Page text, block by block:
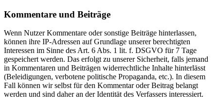
Kommentare und Beiträge
Wenn Nutzer Kommentare oder sonstige Beiträge hinterlassen,
können ihre IP-Adressen auf Grundlage unserer berechtigten
Interessen im Sinne des Art. 6 Abs. 1 lit. f. DSGVO für 7 Tage
gespeichert werden. Das erfolgt zu unserer Sicherheit, falls jemand
in Kommentaren und Beiträgen widerrechtliche Inhalte hinterlässt
(Beleidigungen, verbotene politische Propaganda, etc.). In diesem
Fall können wir selbst für den Kommentar oder Beitrag belangt
werden und sind daher an der Identität des Verfassers interessiert.